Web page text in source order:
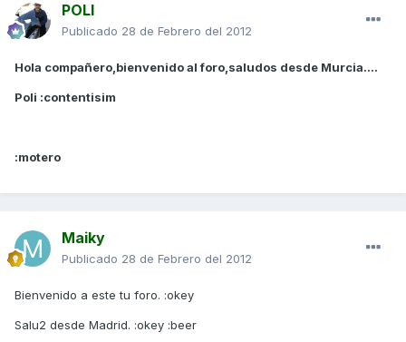
POLI
Publicado 28 de Febrero del 2012
Hola compañero,bienvenido al foro,saludos desde Murcia....
Poli :contentisim
:motero
Maiky
Publicado 28 de Febrero del 2012
Bienvenido a este tu foro. :okey
Salu2 desde Madrid. :okey :beer